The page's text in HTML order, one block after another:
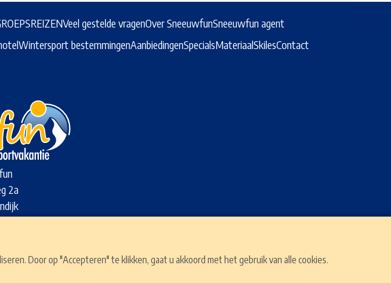
Veel gestelde vragenOver SneeuwfunSneeuwfun agent
Wintersport bestemmingenAanbiedingenSpecialsMateriaalSkilesContact
2a
Door op "Accepteren" te klikken, gaat u akkoord met het gebruik van alle cookies.